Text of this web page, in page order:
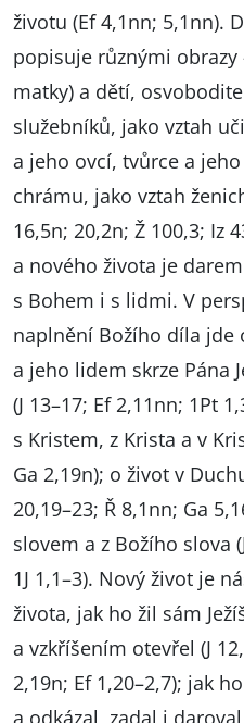
životu (Ef 4,1nn; 5,1nn).
popisuje různými obrazy
matky) a dětí,
služebníků, jako vztah
a jeho ovcí, tvůrce a
chrámu, jako vztah
16,5n; 20,2n; Ž 100,3; Iz
a nového života je
s Bohem i s lidmi. V
naplnění Božího díla jde
a jeho lidem skrze Pána
(J 13–17; Ef 2,11nn; 1Pt
s Kristem, z Krista a v
Ga 2,19n); o život v
20,19–23; Ř 8,1nn; Ga
slovem a z Božího slova
1J 1,1–3). Nový život je
života, jak ho žil sám
a vzkříšením otevřel (J
2,19n; Ef 1,20–2,7); jak